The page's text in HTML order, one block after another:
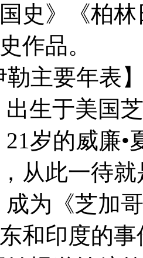
史》《柏
作品。
勒主要年表
出生于美国
21岁的威廉
从此一待就
成为《芝加
和印度的